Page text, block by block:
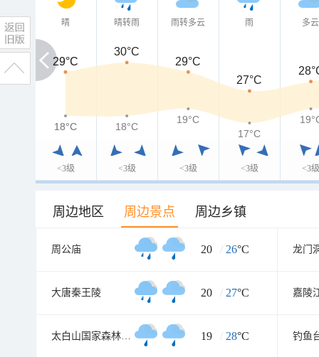
晴
<3级
晴转雨
<3级
雨转多云
<3级
雨
<3级
多云
<3级
29°C
29°C
30°C
29°C
27°C
18°C
18°C 18°C
19°C
17°C
周边地区 周边景点 周边乡镇
周公庙 20 / 26°C 龙门
大唐秦王陵 20 / 27°C 嘉陵
太白山国家森林公园 19 / 28°C 钓鱼